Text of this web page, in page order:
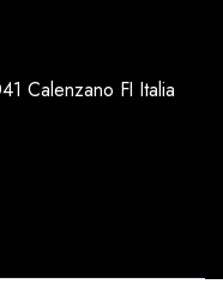
Calenzano FI Italia